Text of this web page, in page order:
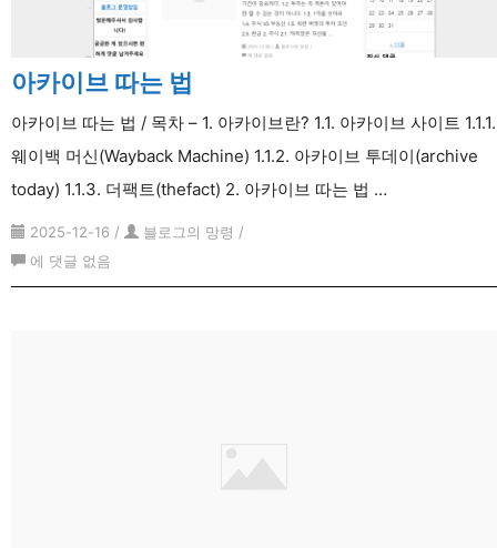
접
펼
치
기
아카이브 따는 법
아카이브 따는 법 / 목차 – 1. 아카이브란? 1.1. 아카이브 사이트 1.1.1.
웨이백 머신(Wayback Machine) 1.1.2. 아카이브 투데이(archive
today) 1.1.3. 더팩트(thefact) 2. 아카이브 따는 법 …
2025-12-16 / 블로그의 망령 /
아
카
에 댓글 없음